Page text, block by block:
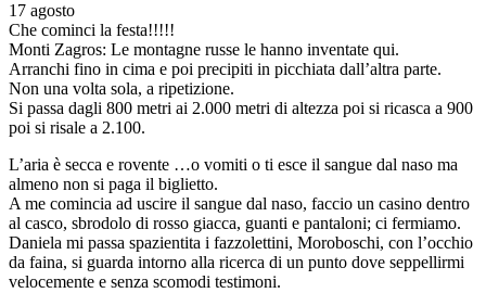
17 agosto
Che cominci la festa!!!!!
Monti Zagros: Le montagne russe le hanno inventate qui.
Arranchi fino in cima e poi precipiti in picchiata dall’altra parte.
Non una volta sola, a ripetizione.
Si passa dagli 800 metri ai 2.000 metri di altezza poi si ricasca a 900
poi si risale a 2.100.
L’aria è secca e rovente …o vomiti o ti esce il sangue dal naso ma
almeno non si paga il biglietto.
A me comincia ad uscire il sangue dal naso, faccio un casino dentro
al casco, sbrodolo di rosso giacca, guanti e pantaloni; ci fermiamo.
Daniela mi passa spazientita i fazzolettini, Moroboschi, con l’occhio
da faina, si guarda intorno alla ricerca di un punto dove seppellirmi
velocemente e senza scomodi testimoni.